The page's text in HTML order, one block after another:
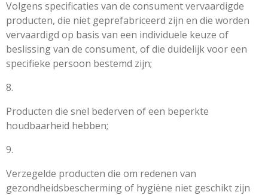
Volgens specificaties van de consument vervaardigde
producten, die niet geprefabriceerd zijn en die worden
vervaardigd op basis van een individuele keuze of
beslissing van de consument, of die duidelijk voor een
specifieke persoon bestemd zijn;
8.
Producten die snel bederven of een beperkte
houdbaarheid hebben;
9.
Verzegelde producten die om redenen van
gezondheidsbescherming of hygiëne niet geschikt zijn